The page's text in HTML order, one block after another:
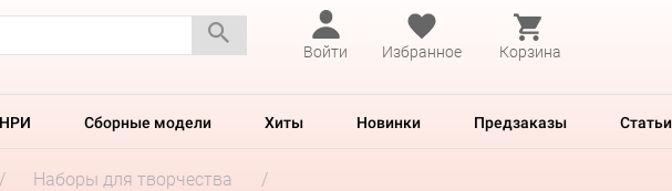
Войти
Избранное Корзина
НРИ Сборные модели Хиты Новинки Предзаказы Статьи
Наборы для творчества